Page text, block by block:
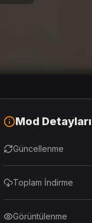
Mod Detayları
Güncellenme
Toplam İndirme
Görüntülenme